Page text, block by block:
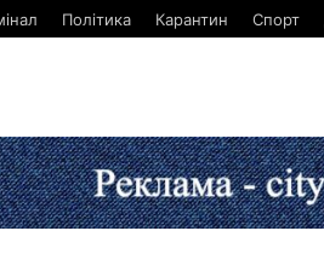
Політика Карантин Спорт